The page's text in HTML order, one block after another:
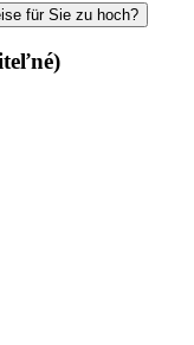
für Sie zu hoch?